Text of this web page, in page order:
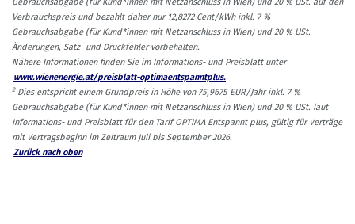
Gebrauchsabgabe (für Kund*innen mit Netzanschluss in Wien) und 20 % USt. auf den
Verbrauchspreis und bezahlt daher nur 12,8272 Cent/kWh inkl. 7 %
Gebrauchsabgabe (für Kund*innen mit Netzanschluss in Wien) und 20 % USt.
Änderungen, Satz- und Druckfehler vorbehalten.
Nähere Informationen finden Sie im Informations- und Preisblatt unter
www.wienenergie.at/preisblatt-optimaentspanntplus.
2Dies entspricht einem Grundpreis in Höhe von 75,9675 EUR/Jahr inkl. 7 %
Gebrauchsabgabe (für Kund*innen mit Netzanschluss in Wien) und 20 % USt. laut
Informations- und Preisblatt für den Tarif OPTIMA Entspannt plus, gültig für Verträge
mit Vertragsbeginn im Zeitraum Juli bis September 2026.
Zurück nach oben